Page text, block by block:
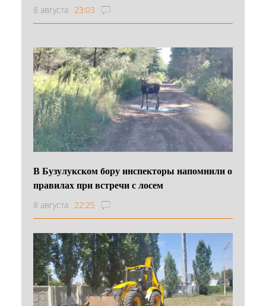
8 августа 23:03
В Бузулукском бору инспекторы напомнили о
правилах при встречи с лосем
8 августа 22:25